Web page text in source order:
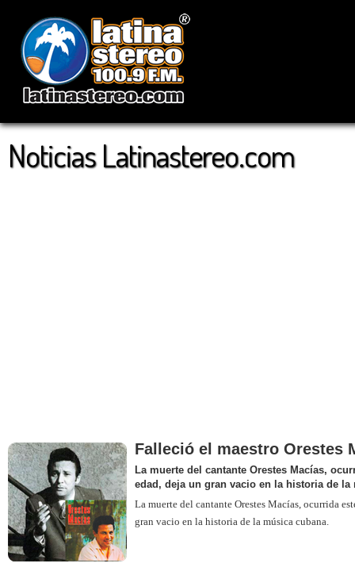
Noticias Latinastereo.com
Falleció el maestro Orestes
La muerte del cantante Orestes Macías,
edad, deja un gran vacio en la historia de la
La muerte del cantante Orestes Macías, ocurrida
gran vacio en la historia de la música cubana.